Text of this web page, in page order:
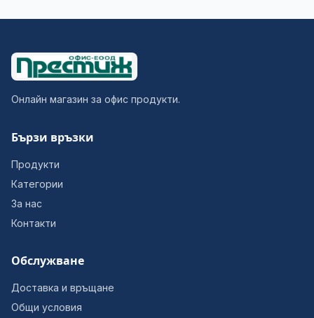
Онлайн магазин за офис продукти.
Бързи връзки
Продукти
Категории
За нас
Контакти
Обслужване
Доставка и връщане
Общи условия